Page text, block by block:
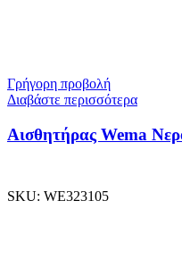
Γρήγορη προβολή
Διαβάστε περισσότερα
Αισθητήρας Wema
SKU: WE323105